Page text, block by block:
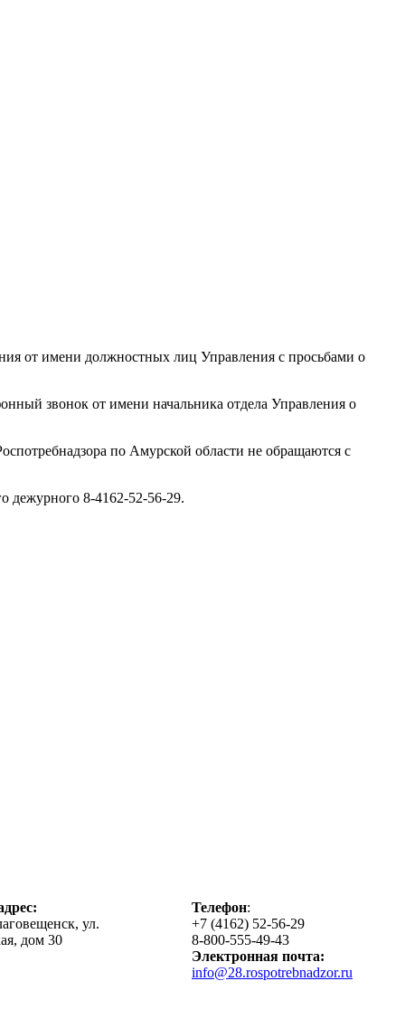
от имени должностных лиц Управления с просьбами о
звонок от имени начальника отдела Управления о
по Амурской области не обращаются с
дежурного 8-4162-52-56-29.
ул.
дом 30
Телефон:
+7 (4162) 52-56-29
8-800-555-49-43
Электронная почта:
info@28.rospotrebnadzor.ru